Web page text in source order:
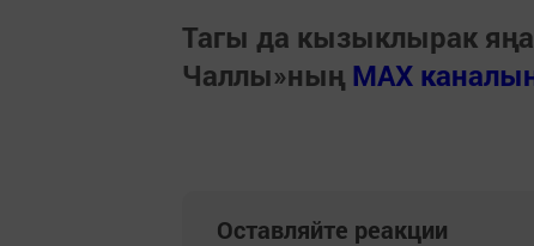
Тагы да кызыклырак
Чаллы»ның MAX
Оставляйте реакции